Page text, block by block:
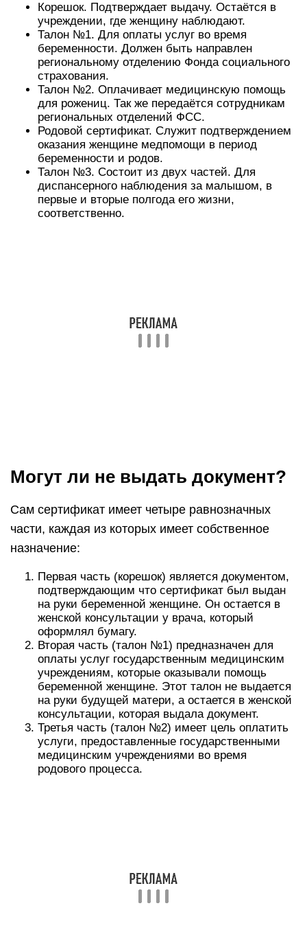
Корешок. Подтверждает выдачу. Остаётся в
учреждении, где женщину наблюдают.
Талон №1. Для оплаты услуг во время
беременности. Должен быть направлен
региональному отделению Фонда социального
страхования.
Талон №2. Оплачивает медицинскую помощь
для рожениц. Так же передаётся сотрудникам
региональных отделений ФСС.
Родовой сертификат. Служит подтверждением
оказания женщине медпомощи в период
беременности и родов.
Талон №3. Состоит из двух частей. Для
диспансерного наблюдения за малышом, в
первые и вторые полгода его жизни,
соответственно.
Могут ли не выдать документ?
Сам сертификат имеет четыре равнозначных
части, каждая из которых имеет собственное
назначение:
Первая часть (корешок) является документом,
подтверждающим что сертификат был выдан
на руки беременной женщине. Он остается в
женской консультации у врача, который
оформлял бумагу.
Вторая часть (талон №1) предназначен для
оплаты услуг государственным медицинским
учреждениям, которые оказывали помощь
беременной женщине. Этот талон не выдается
на руки будущей матери, а остается в женской
консультации, которая выдала документ.
Третья часть (талон №2) имеет цель оплатить
услуги, предоставленные государственными
медицинским учреждениями во время
родового процесса.